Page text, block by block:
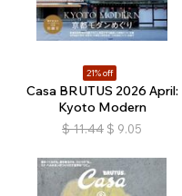
21% off
Casa BRUTUS 2026 April:
Kyoto Modern
$ 11.44 $ 9.05